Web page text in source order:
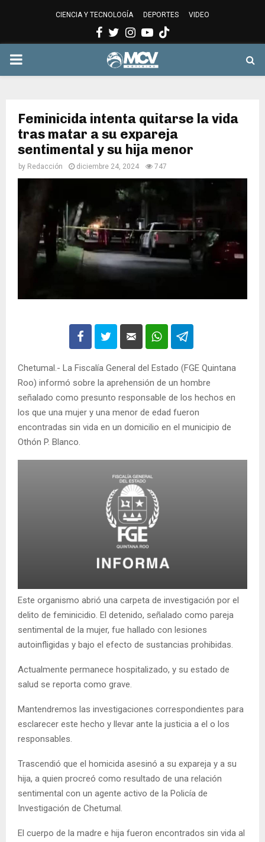
CIENCIA Y TECNOLOGÍA DEPORTES VIDEO
Facebook
Twitter
Instagram
Youtube
PRIMARY
Feminicida intenta quitarse la vida
tras matar a su expareja
sentimental y su hija menor
by Redacción diciembre 24, 2024 747
Chetumal.- La Fiscalía General del Estado (FGE Quintana
Roo) informó sobre la aprehensión de un hombre
señalado como presunto responsable de los hechos en
los que una mujer y una menor de edad fueron
encontradas sin vida en un domicilio en el municipio de
Othón P. Blanco.
Este organismo abrió una carpeta de investigación por el
delito de feminicidio. El detenido, señalado como pareja
sentimental de la mujer, fue hallado con lesiones
autoinfligidas y bajo el efecto de sustancias prohibidas.
Actualmente permanece hospitalizado, y su estado de
salud se reporta como grave.
Mantendremos las investigaciones correspondientes para
esclarecer este hecho y llevar ante la justicia a el o los
responsables.
Trascendió que el homicida asesinó a su expareja y a su
hija, a quien procreó como resultado de una relación
sentimental con un agente activo de la Policía de
Investigación de Chetumal.
El cuerpo de la madre e hija fueron encontrados sin vida al